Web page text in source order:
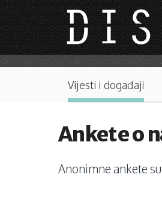
Skip to main content
Main menu
Vijesti i događaji
Ankete o
Anonimne ankete